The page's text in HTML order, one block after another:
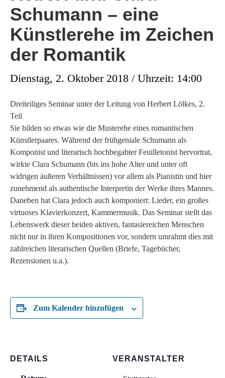
Schumann – eine
Künstlerehe im Zeichen
der Romantik
Dienstag, 2. Oktober 2018 / Uhrzeit: 14:00
Dreiteiliges Seminar unter der Leitung von Herbert Lölkes, 2.
Teil
Sie bilden so etwas wie die Musterehe eines romantischen
Künstlerpaares. Während der frühgeniale Schumann als
Komponist und literarisch hochbegabter Feuilletonist hervortrat,
wirkte Clara Schumann (bis ins hohe Alter und unter oft
widrigen äußeren Verhältnissen) vor allem als Pianistin und hier
zunehmend als authentische Interpretin der Werke ihres Mannes.
Daneben hat Clara jedoch auch komponiert: Lieder, ein großes
virtuoses Klavierkonzert, Kammermusik. Das Seminar stellt das
Lebenswerk dieser beiden aktiven, fantasiereichen Menschen
nicht nur in ihren Kompositionen vor, sondern umrahmt dies mit
zahlreichen literarischen Quellen (Briefe, Tagebücher,
Rezensionen u.a.).
Zum Kalender hinzufügen
DETAILS VERANSTALTER